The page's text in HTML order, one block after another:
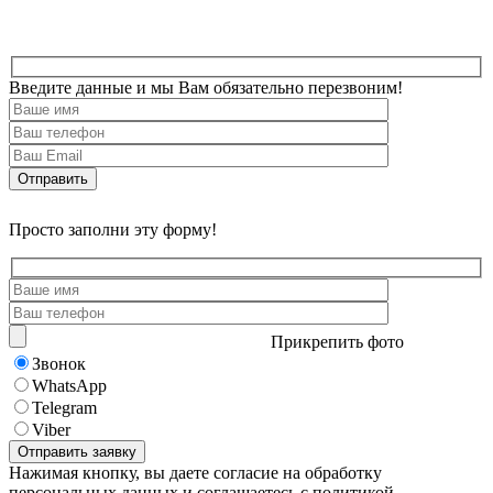
Введите данные и мы Вам обязательно перезвоним!
Просто заполни эту форму!
Прикрепить фото
Звонок
WhatsApp
Telegram
Viber
Нажимая кнопку, вы даете согласие на обработку